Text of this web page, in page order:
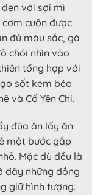
với sợi mì
cuộn được
đủ màu sắc, gà
chói nhìn vào
tổng hợp với
sốt kem béo
và Cố Yên Chi.
đũa ăn lấy ăn
một bước gắp
Mặc dù đều là
đây những đồng
giữ hình tượng.